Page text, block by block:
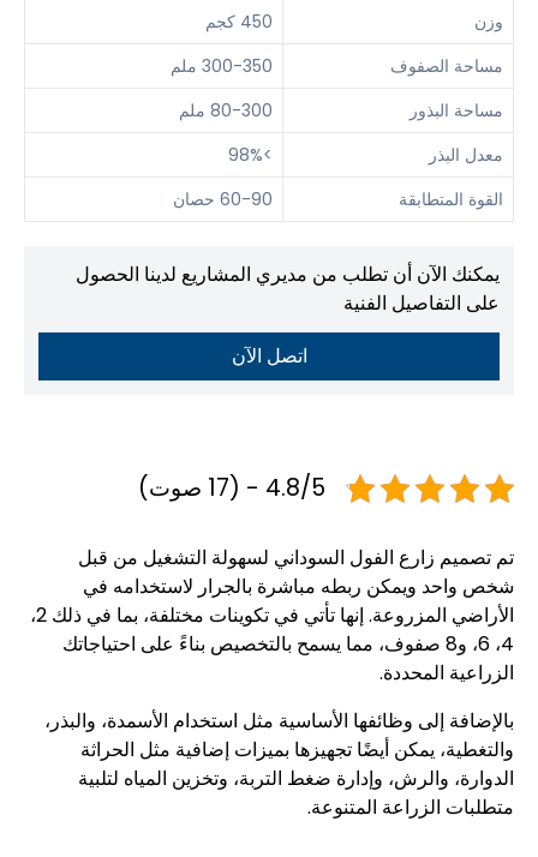
وزن
450 كجم
مساحة الصفوف
300-350 ملم
مساحة البذور
80-300 ملم
معدل البذر
>98%
القوة المتطابقة
60-90 حصان
يمكنك الآن أن تطلب من مديري المشاريع لدينا الحصول
على التفاصيل الفنية
اتصل الآن
4.8/5 - (17 صوت)
تم تصميم زارع الفول السوداني لسهولة التشغيل من قبل
شخص واحد ويمكن ربطه مباشرة بالجرار لاستخدامه في
الأراضي المزروعة. إنها تأتي في تكوينات مختلفة، بما في ذلك 2،
4، 6، و8 صفوف، مما يسمح بالتخصيص بناءً على احتياجاتك
الزراعية المحددة.
بالإضافة إلى وظائفها الأساسية مثل استخدام الأسمدة، والبذر،
والتغطية، يمكن أيضًا تجهيزها بميزات إضافية مثل الحراثة
الدوارة، والرش، وإدارة ضغط التربة، وتخزين المياه لتلبية
متطلبات الزراعة المتنوعة.